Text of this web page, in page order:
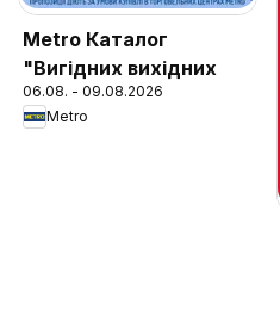
Metro Каталог
"Вигідних вихідних
06.08. - 09.08.2026
Metro